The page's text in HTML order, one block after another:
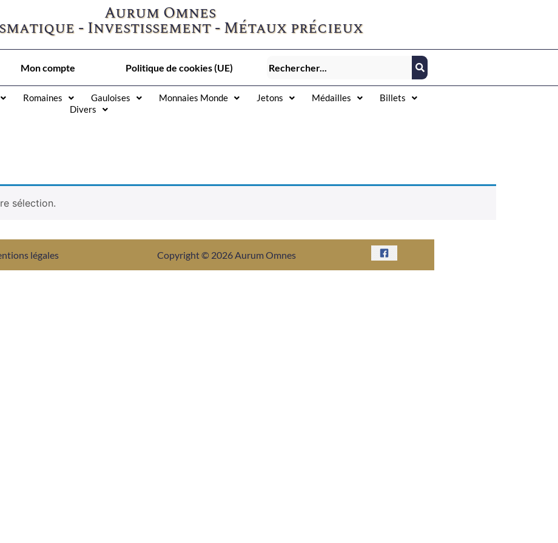
Aurum Omnes
- Investissement - Métaux précieux
Mon compte Politique de cookies (UE)
Romaines Gauloises Monnaies Monde Jetons Médailles
Billets
Divers
sélection.
légales Copyright © 2026 Aurum Omnes